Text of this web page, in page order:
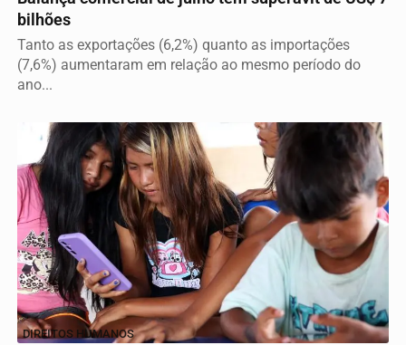
bilhões
Tanto as exportações (6,2%) quanto as importações
(7,6%) aumentaram em relação ao mesmo período do
ano...
DIREITOS HUMANOS